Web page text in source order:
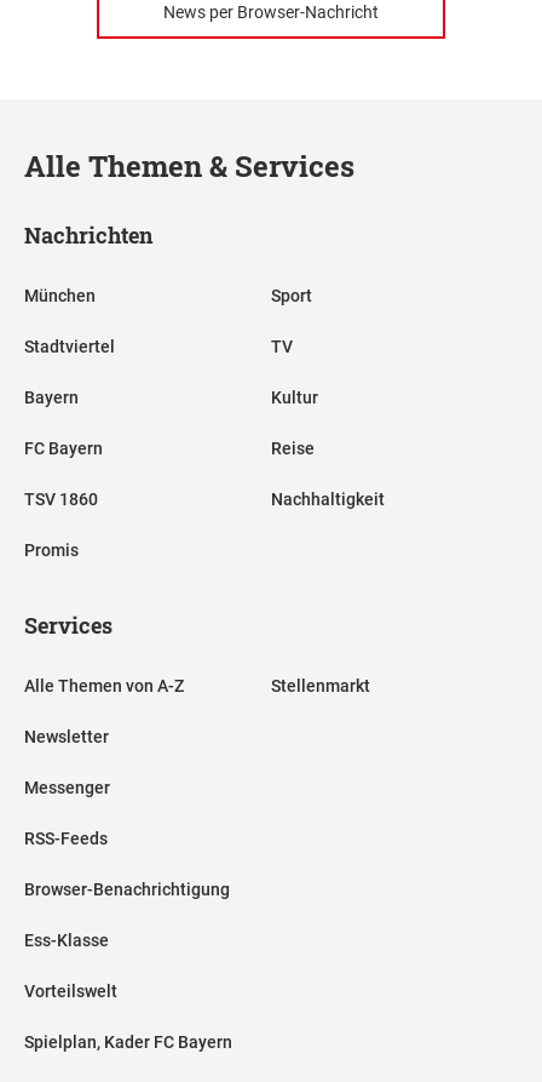
News per Browser-Nachricht
Alle Themen & Services
Nachrichten
München
Stadtviertel
Bayern
FC Bayern
TSV 1860
Promis
Sport
TV
Kultur
Reise
Nachhaltigkeit
Services
Alle Themen von A-Z
Newsletter
Messenger
RSS-Feeds
Browser-Benachrichtigung
Ess-Klasse
Vorteilswelt
Spielplan, Kader FC Bayern
Stellenmarkt